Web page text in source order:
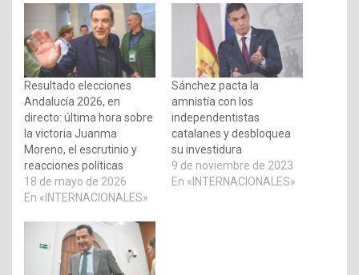
Resultado elecciones
Andalucía 2026, en
directo: última hora sobre
la victoria Juanma
Moreno, el escrutinio y
reacciones políticas
18 de mayo de 2026
En «INTERNACIONALES»
Sánchez pacta la
amnistía con los
independentistas
catalanes y desbloquea
su investidura
9 de noviembre de 2023
En «INTERNACIONALES»